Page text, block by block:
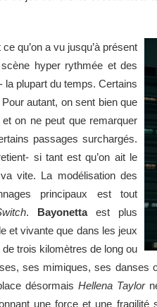
qu’on a vu jusqu’à présent
hyper rythmée et des
la plupart du temps. Certains
autant, on sent bien que
on ne peut que remarquer
passages surchargés.
si tant est qu’on ait le
vite. La modélisation des
principaux est tout
. Bayonettaest plus
et vivante que dans les jeux
trois kilomètres de long ou
ses mimiques, ses danses
désormais Hellena Taylor
une force et une fragilité